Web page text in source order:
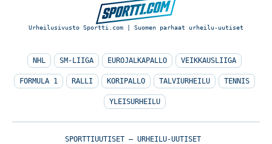
Urheilusivusto Sportti.com | Suomen parhaat urheilu-uutiset
NHL SM-LIIGA EUROJALKAPALLO VEIKKAUSLIIGA
FORMULA 1 RALLI KORIPALLO TALVIURHEILU TENNIS
YLEISURHEILU
SPORTTIUUTISET – URHEILU-UUTISET